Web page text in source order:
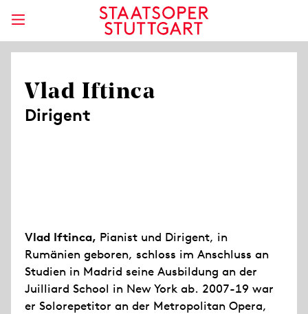
Vlad Iftinca
Dirigent
Vlad Iftinca, Pianist und Dirigent, in
Rumänien geboren, schloss im Anschluss an
Studien in Madrid seine Ausbildung an der
Juilliard School in New York ab. 2007-19 war
er Solorepetitor an der Metropolitan Opera,